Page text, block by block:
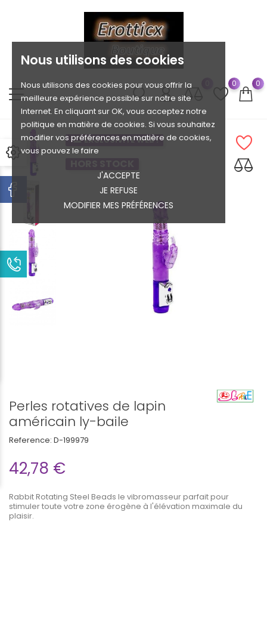
Nous utilisons des cookies
Nous utilisons des cookies pour vous offrir la
meilleure expérience possible sur notre site
Internet. En cliquant sur OK, vous acceptez notre
politique en matière de cookies. Si vous souhaitez
modifier vos préférences en matière de cookies,
vous pouvez le faire
J'ACCEPTE
JE REFUSE
MODIFIER MES PRÉFÉRENCES
0 0
EXCLUSIVITÉ WEB !
Perles rotatives de lapin
américain ly-baile
Reference: D-199979
42,78 €
Rabbit Rotating Steel Beads le vibromasseur parfait pour
stimuler toute votre zone érogène à l'élévation maximale du
plaisir.